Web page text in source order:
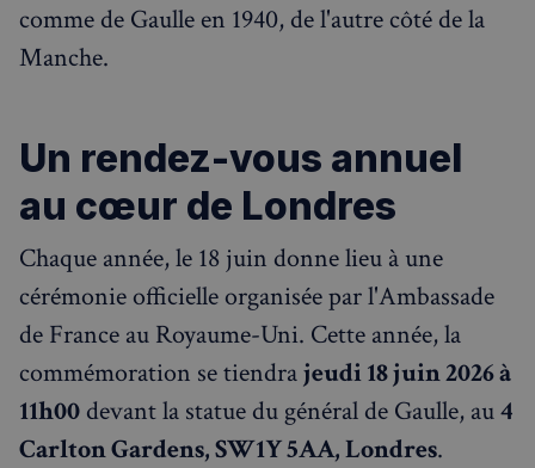
comme de Gaulle en 1940, de l'autre côté de la
Manche.
Un rendez-vous annuel
au cœur de Londres
Chaque année, le 18 juin donne lieu à une
cérémonie officielle organisée par l'Ambassade
de France au Royaume-Uni. Cette année, la
commémoration se tiendrajeudi 18 juin 2026 à
11h00 devant la statue du général de Gaulle, au4
Carlton Gardens, SW1Y 5AA, Londres.